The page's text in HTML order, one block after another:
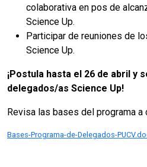
colaborativa en pos de
Science Up.
Participar de reuniones de
Science Up.
¡Postula hasta el 26 de abril y
delegados/as Science Up!
Revisa las bases del programa a
Bases-Programa-de-Delegados-